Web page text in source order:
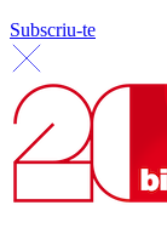
Subscriu-te